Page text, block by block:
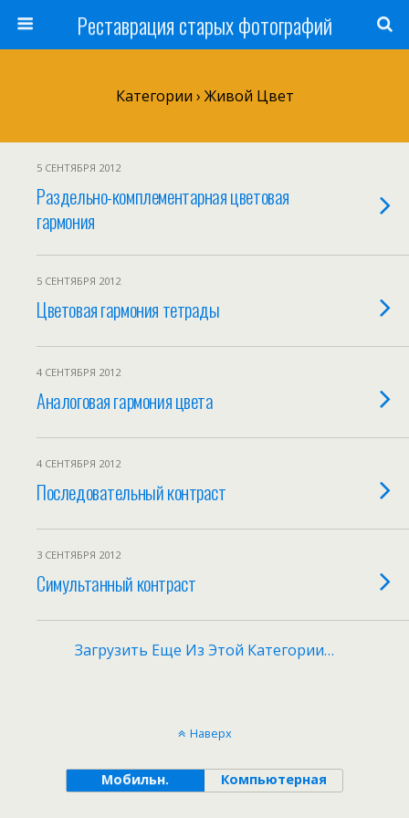
Реставрация старых фотографий
Категории › Живой Цвет
5 СЕНТЯБРЯ 2012
Раздельно-комплементарная цветовая
гармония
5 СЕНТЯБРЯ 2012
Цветовая гармония тетрады
4 СЕНТЯБРЯ 2012
Аналоговая гармония цвета
4 СЕНТЯБРЯ 2012
Последовательный контраст
3 СЕНТЯБРЯ 2012
Симультанный контраст
Загрузить Еще Из Этой Категории…
Наверх
Мобильн. Компьютерная